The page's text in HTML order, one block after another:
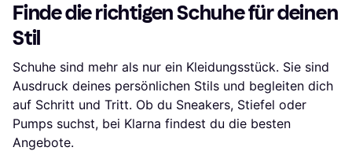
Finde die richtigen Schuhe für deinen
Stil
Schuhe sind mehr als nur ein Kleidungsstück. Sie sind
Ausdruck deines persönlichen Stils und begleiten dich
auf Schritt und Tritt. Ob du Sneakers, Stiefel oder
Pumps suchst, bei Klarna findest du die besten
Angebote.